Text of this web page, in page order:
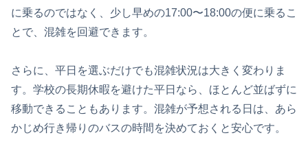
に乗るのではなく、少し早めの17:00〜18:00の便に乗るこ
とで、混雑を回避できます。
さらに、平日を選ぶだけでも混雑状況は大きく変わりま
す。学校の長期休暇を避けた平日なら、ほとんど並ばずに
移動できることもあります。混雑が予想される日は、あら
かじめ行き帰りのバスの時間を決めておくと安心です。